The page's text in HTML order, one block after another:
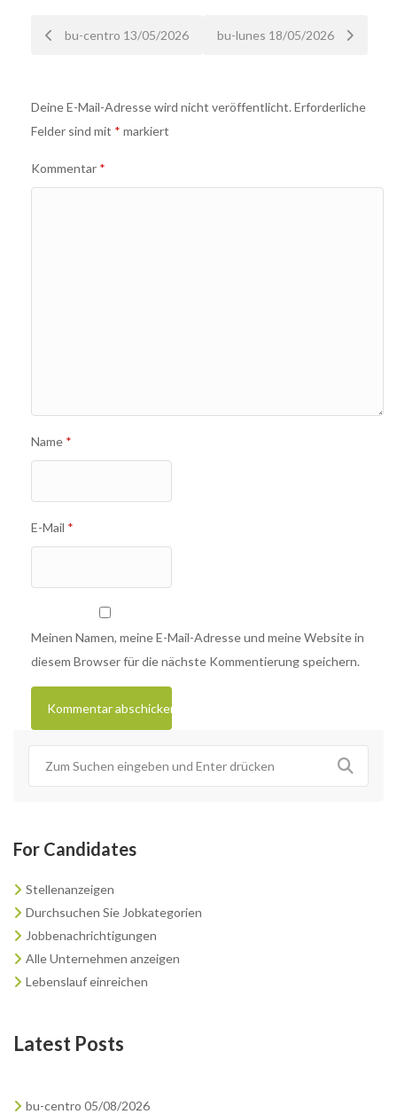
Nach
Navigation
bu-centro 13/05/2026 bu-lunes 18/05/2026
Deine E-Mail-Adresse wird nicht veröffentlicht. Erforderliche
Felder sind mit * markiert
Kommentar *
Name *
E-Mail *
Meinen Namen, meine E-Mail-Adresse und meine Website in
diesem Browser für die nächste Kommentierung speichern.
For Candidates
Stellenanzeigen
Durchsuchen Sie Jobkategorien
Jobbenachrichtigungen
Alle Unternehmen anzeigen
Lebenslauf einreichen
Latest Posts
bu-centro 05/08/2026